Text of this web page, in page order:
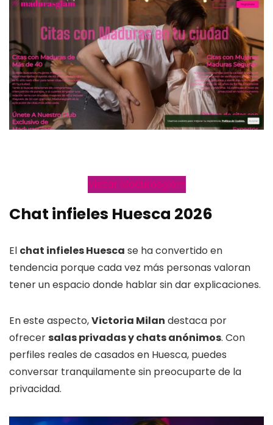
Visitar Madurasglam
Chat infieles Huesca 2026
El chat infieles Huesca se ha convertido en
tendencia porque cada vez más personas valoran
tener un espacio donde hablar sin dar explicaciones.
En este aspecto,Victoria Milan destaca por
ofrecersalas privadas y chats anónimos. Con
perfiles reales de casados en Huesca, puedes
conversar tranquilamente sin preocuparte de la
privacidad.